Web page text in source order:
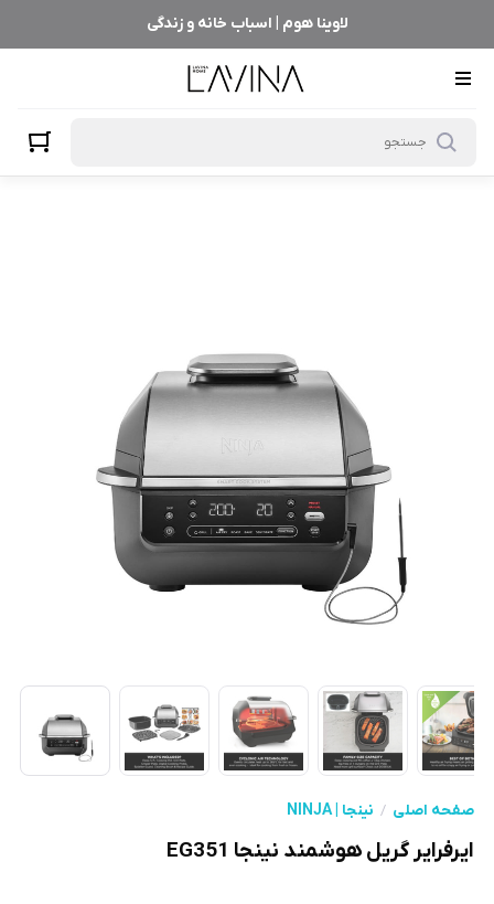
لاوینا هوم | اسباب خانه و زندگی
صفحه اصلی نینجا | NINJA
ایرفرایر گریل هوشمند نینجا EG351